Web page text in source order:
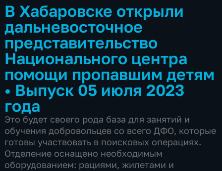
В Хабаровске открыли
дальневосточное
представительство
Национального центра
помощи пропавшим детям
• Выпуск 05 июля 2023
года
Это будет своего рода база для занятий и
обучения добровольцев со всего ДФО, которые
готовы участвовать в поисковых операциях.
Отделение оснащено необходимым
оборудованием: рациями, жилетами и